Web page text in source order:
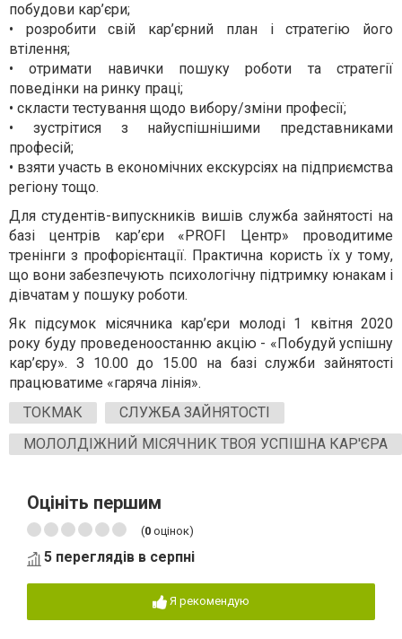
побудови кар’єри;
• розробити свій кар’єрний план і стратегію його
втілення;
• отримати навички пошуку роботи та стратегії
поведінки на ринку праці;
• скласти тестування щодо вибору/зміни професії;
• зустрітися з найуспішнішими представниками
професій;
• взяти участь в економічних екскурсіях на підприємства
регіону тощо.
Для студентів-випускників вишів служба зайнятості на
базі центрів кар’єри «PROFI Центр» проводитиме
тренінги з профорієнтації. Практична користь їх у тому,
що вони забезпечують психологічнупідтримку юнакам і
дівчатам у пошуку роботи.
Як підсумок місячникакар’єри молоді 1 квітня 2020
року буду проведеноостанню акцію - «Побудуй успішну
кар’єру». З 10.00 до 15.00 на базі служби зайнятості
працюватиме «гаряча лінія».
ТОКМАК
СЛУЖБА ЗАЙНЯТОСТІ
МОЛОЛДІЖНИЙ МІСЯЧНИК ТВОЯ УСПІШНА КАР'ЄРА
Оцініть першим
(0 оцінок)
5 переглядів в серпні
Я рекомендую